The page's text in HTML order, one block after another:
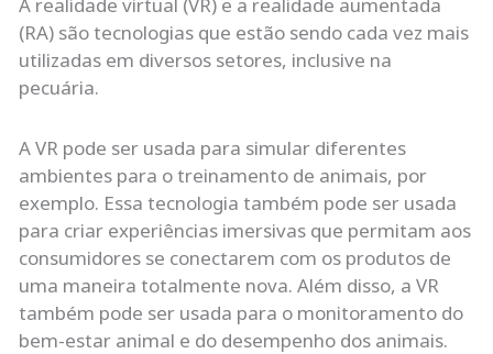
(RA) são tecnologias que estão sendo cada vez mais
utilizadas em diversos setores, inclusive na
pecuária.
A VR pode ser usada para simular diferentes
ambientes para o treinamento de animais, por
exemplo. Essa tecnologia também pode ser usada
para criar experiências imersivas que permitam aos
consumidores se conectarem com os produtos de
uma maneira totalmente nova. Além disso, a VR
também pode ser usada para o monitoramento do
bem-estar animal e do desempenho dos animais.